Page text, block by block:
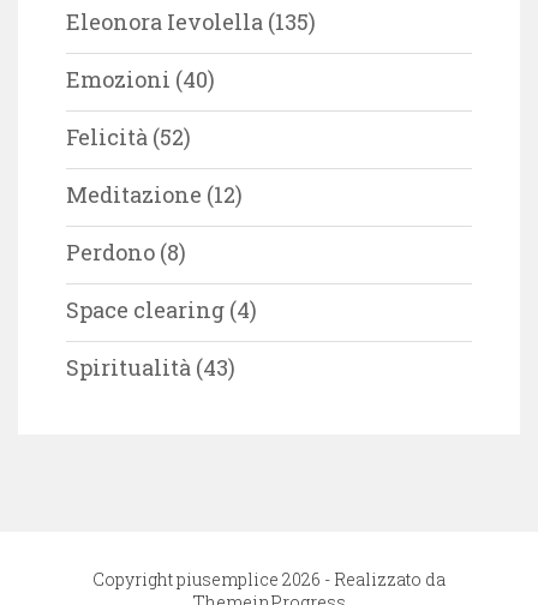
Eleonora Ievolella (135)
Emozioni (40)
Felicità (52)
Meditazione (12)
Perdono (8)
Space clearing (4)
Spiritualità (43)
Copyright piusemplice 2026 - Realizzato da